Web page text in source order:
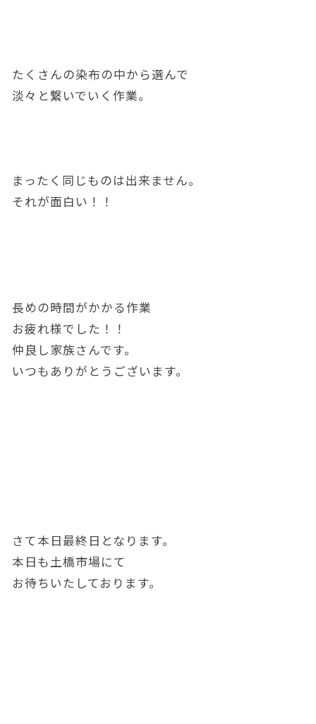
たくさんの染布の中から選んで
淡々と繋いでいく作業。
まったく同じものは出来ません。
それが面白い！！
長めの時間がかかる作業
お疲れ様でした！！
仲良し家族さんです。
いつもありがとうございます。
さて本日最終日となります。
本日も土橋市場にて
お待ちいたしております。